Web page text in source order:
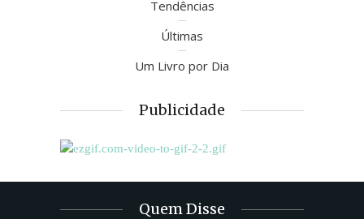
Tendências
Últimas
Um Livro por Dia
Publicidade
Quem Disse